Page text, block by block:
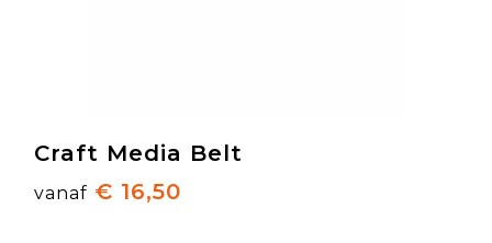
Craft Media Belt
vanaf € 16,50